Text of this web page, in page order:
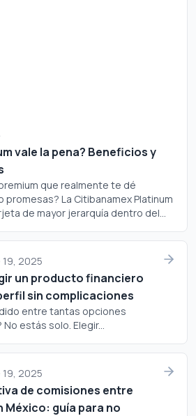
vale la pena? Beneficios y
que realmente te dé
promesas? La Citibanamex Platinum
de mayor jerarquía dentro del
si este plástico merece un
2025
un producto financiero
sin complicaciones
entre tantas opciones
estás solo. Elegir...
2025
de comisiones entre
México: guía para no